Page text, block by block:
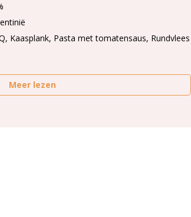
Kaasplank, Pasta met tomatensaus, Rundvlees
Meer lezen